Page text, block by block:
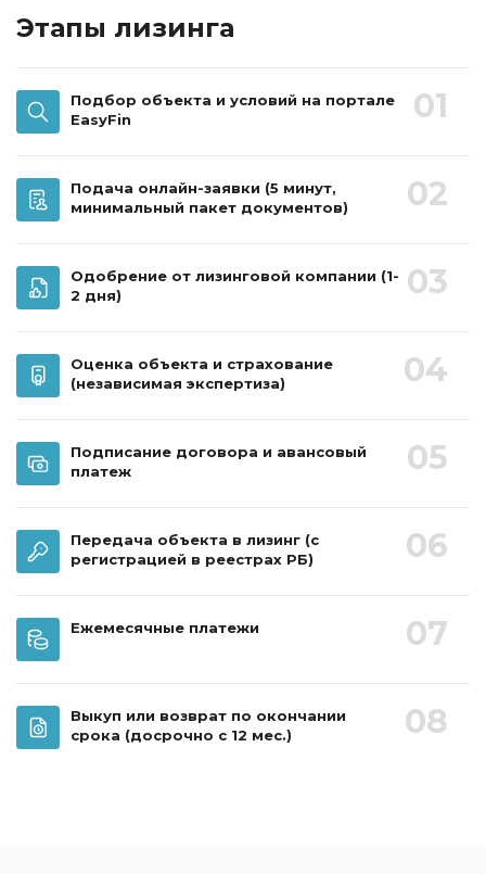
Этапы лизинга
01
Подбор объекта и условий на портале
EasyFin
02
Подача онлайн-заявки (5 минут,
минимальный пакет документов)
03
Одобрение от лизинговой компании (1-
2 дня)
04
Оценка объекта и страхование
(независимая экспертиза)
05
Подписание договора и авансовый
платеж
06
Передача объекта в лизинг (с
регистрацией в реестрах РБ)
07
Ежемесячные платежи
08
Выкуп или возврат по окончании
срока (досрочно с 12 мес.)